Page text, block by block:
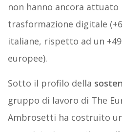
non hanno ancora attuato
trasformazione digitale
italiane, rispetto ad un
europee).
Sotto il profilo della
gruppo di lavoro di The
Ambrosetti ha costruito